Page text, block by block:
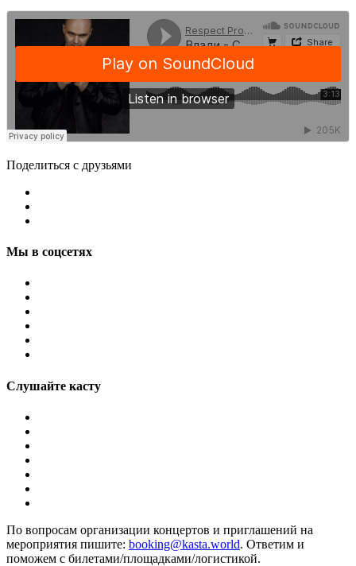
Поделиться с друзьями
Мы в соцсетях
Слушайте касту
По вопросам организации концертов и приглашений на
мероприятия пишите: booking@kasta.world. Ответим и
поможем с билетами/площадками/логистикой.